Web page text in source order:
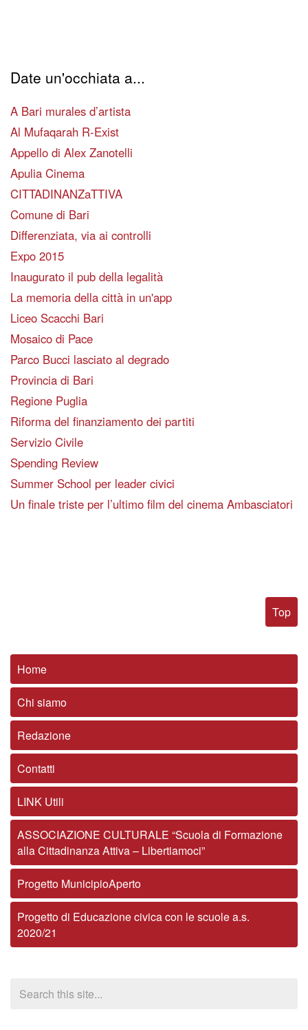
Date un'occhiata a...
A Bari murales d’artista
Al Mufaqarah R-Exist
Appello di Alex Zanotelli
Apulia Cinema
CITTADINANZaTTIVA
Comune di Bari
Differenziata, via ai controlli
Expo 2015
Inaugurato il pub della legalità
La memoria della città in un'app
Liceo Scacchi Bari
Mosaico di Pace
Parco Bucci lasciato al degrado
Provincia di Bari
Regione Puglia
Riforma del finanziamento dei partiti
Servizio Civile
Spending Review
Summer School per leader civici
Un finale triste per l’ultimo film del cinema Ambasciatori
Top
Home
Chi siamo
Redazione
Contatti
LINK Utili
ASSOCIAZIONE CULTURALE “Scuola di Formazione
alla Cittadinanza Attiva – Libertiamoci”
Progetto MunicipioAperto
Progetto di Educazione civica con le scuole a.s.
2020/21